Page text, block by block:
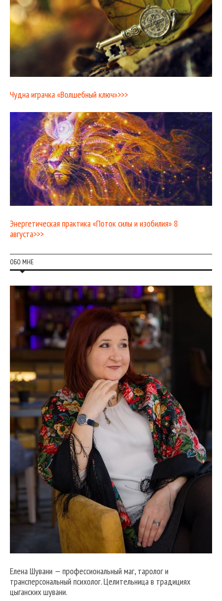
Чудна играчка «Волшебный ключ»>>>
Энергетическая практика «Поток силы и изобилия» 8
августа>>>
ОБО МНЕ
Елена Шувани — профессиональный маг, таролог и
трансперсональный психолог. Целительница в традициях
цыганских шувани.